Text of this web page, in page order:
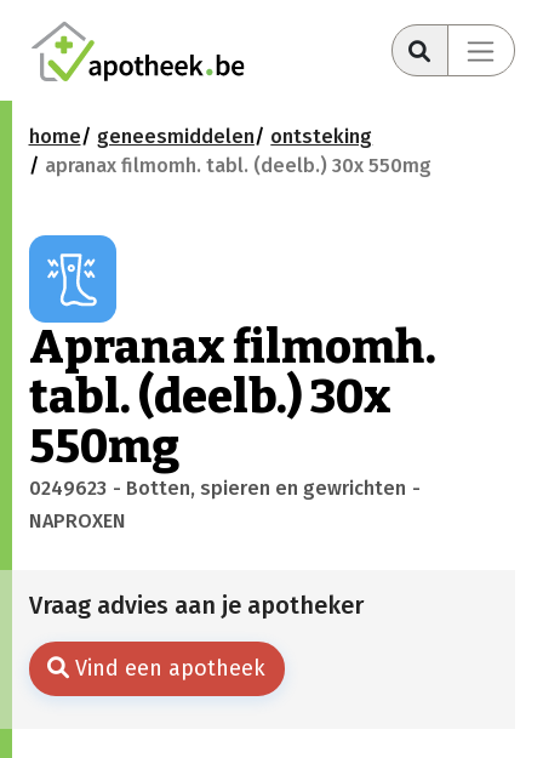
home geneesmiddelen
ontsteking
apranax filmomh. tabl. (deelb.) 30x 550mg
Apranax filmomh.
tabl. (deelb.) 30x
550mg
0249623 - Botten, spieren en gewrichten -
NAPROXEN
Vraag advies aan je apotheker
Vind een apotheek